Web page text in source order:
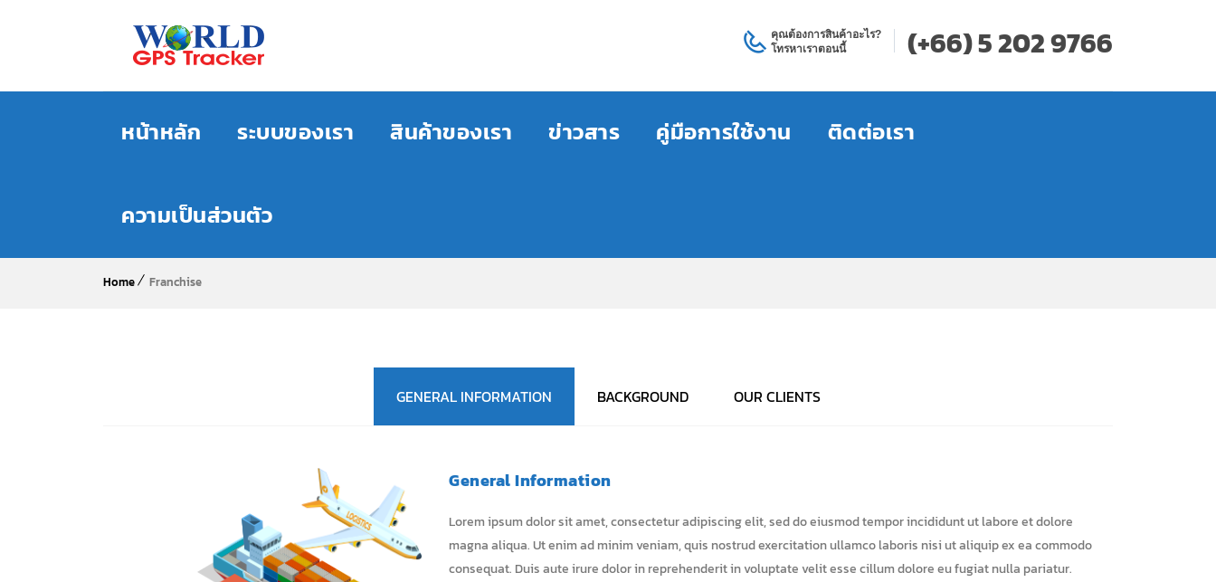
คุณต้องการสินค้าอะไร?
โทรหาเราตอนนี้
(+66) 5 202 9766
หน้าหลัก ระบบของเรา สินค้าของเรา ข่าวสาร คู่มือการใช้งาน ติดต่อเรา
ความเป็นส่วนตัว
Home Franchise
GENERAL INFORMATION BACKGROUND OUR CLIENTS
General Information
Lorem ipsum dolor sit amet, consectetur adipiscing elit, sed do eiusmod tempor incididunt ut labore et dolore
magna aliqua. Ut enim ad minim veniam, quis nostrud exercitation ullamco laboris nisi ut aliquip ex ea commodo
consequat. Duis aute irure dolor in reprehenderit in voluptate velit esse cillum dolore eu fugiat nulla pariatur.